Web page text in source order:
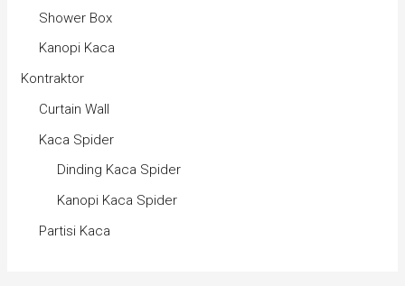
Shower Box
Kanopi Kaca
Kontraktor
Curtain Wall
Kaca Spider
Dinding Kaca Spider
Kanopi Kaca Spider
Partisi Kaca